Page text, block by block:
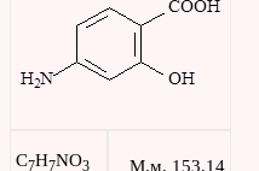
C7H7NO3 М.м. 153,14